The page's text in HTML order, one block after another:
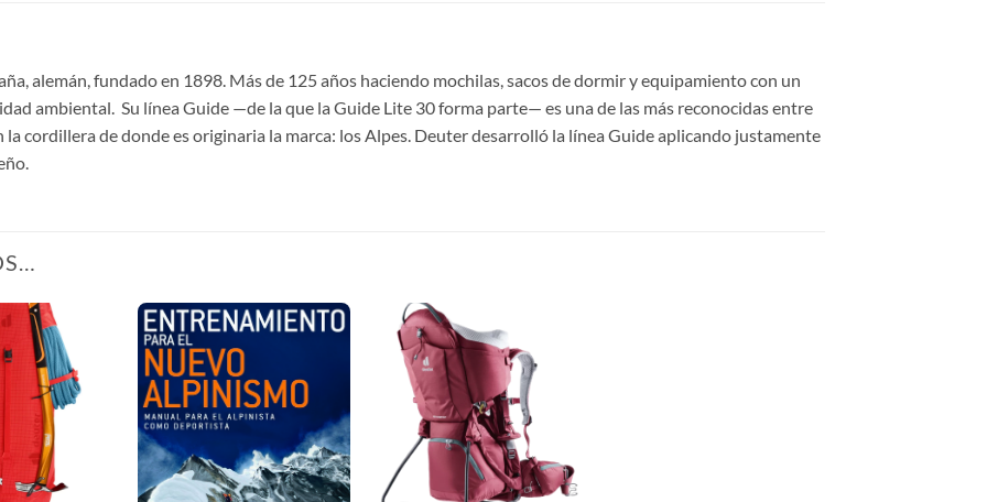
alemán, fundado en 1898. Más de 125 años haciendo mochilas, sacos de dormir y equipamiento con un
ambiental. Su línea Guide —de la que la Guide Lite 30 forma parte— es una de las más reconocidas entre
la cordillera de donde es originaria la marca: los Alpes. Deuter desarrolló la línea Guide aplicando justamente